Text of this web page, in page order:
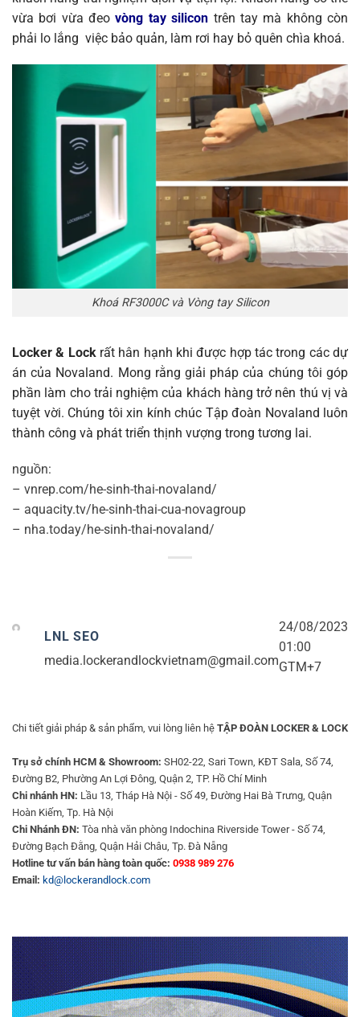
vừa bơi vừa đeovòng tay silicon trên tay mà không còn
phải lo lắng việc bảo quản, làm rơi hay bỏ quên chìa khoá.
Khoá RF3000C và Vòng tay Silicon
Locker & Lockrất hân hạnh khi được hợp tác trong các dự
án của Novaland. Mong rằng giải pháp của chúng tôi góp
phần làm cho trải nghiệm của khách hàng trở nên thú vị và
tuyệt vời. Chúng tôi xin kính chúc Tập đoàn Novaland luôn
thành công và phát triển thịnh vượng trong tương lai.
nguồn:
– vnrep.com/he-sinh-thai-novaland/
– aquacity.tv/he-sinh-thai-cua-novagroup
– nha.today/he-sinh-thai-novaland/
LNL SEO
media.lockerandlockvietnam@gmail.com
24/08/2023
01:00
GTM+7
Chi tiết giải pháp & sản phẩm, vui lòng liên hệ TẬP ĐOÀN LOCKER & LOCK
Trụ sở chính HCM & Showroom: SH02-22, Sari Town, KĐT Sala, Số 74,
Đường B2, Phường An Lợi Đông, Quận 2, TP. Hồ Chí Minh
Chi nhánh HN: Lầu 13, Tháp Hà Nội - Số 49, Đường Hai Bà Trưng, Quận
Hoàn Kiếm, Tp. Hà Nội
Chi Nhánh ĐN: Tòa nhà văn phòng Indochina Riverside Tower - Số 74,
Đường Bạch Đằng, Quận Hải Châu, Tp. Đà Nẵng
Hotline tư vấn bán hàng toàn quốc: 0938 989 276
Email: kd@lockerandlock.com